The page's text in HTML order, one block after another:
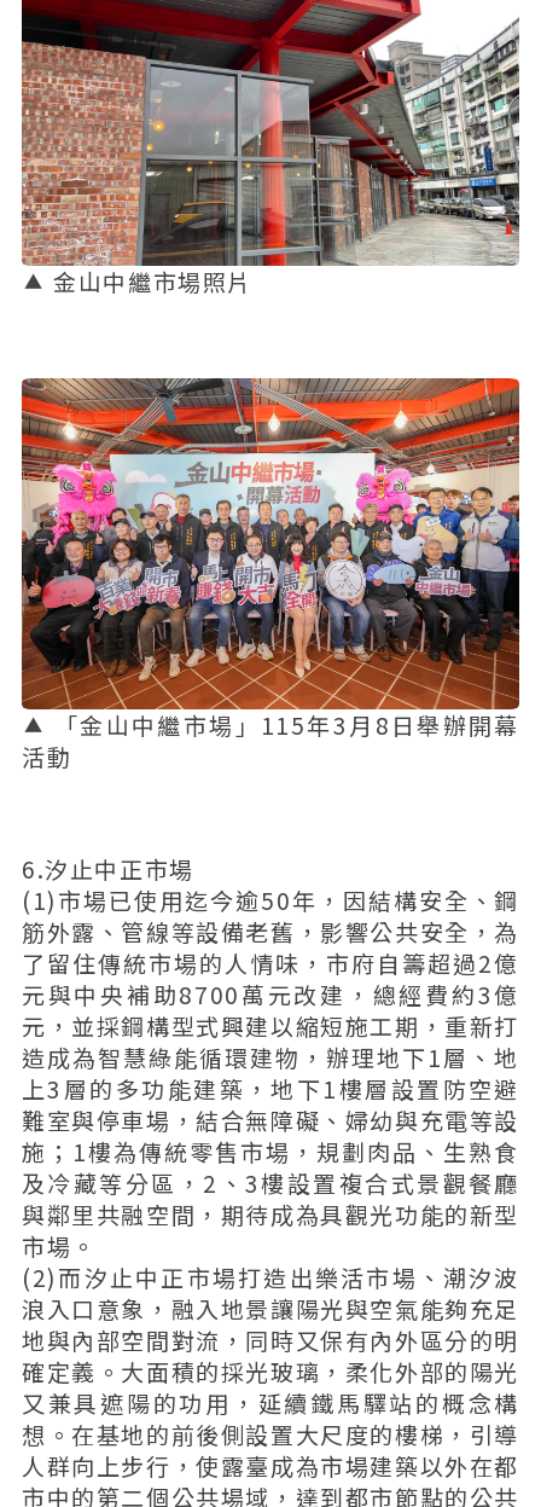
金山中繼市場照片
「金山中繼市場」115年3月8日舉辦開幕
活動
6.汐止中正市場
(1)市場已使用迄今逾50年，因結構安全、鋼
筋外露、管線等設備老舊，影響公共安全，為
了留住傳統市場的人情味，市府自籌超過2億
元與中央補助8700萬元改建，總經費約3億
元，並採鋼構型式興建以縮短施工期，重新打
造成為智慧綠能循環建物，辦理地下1層、地
上3層的多功能建築，地下1樓層設置防空避
難室與停車場，結合無障礙、婦幼與充電等設
施；1樓為傳統零售市場，規劃肉品、生熟食
及冷藏等分區，2、3樓設置複合式景觀餐廳
與鄰里共融空間，期待成為具觀光功能的新型
市場。
(2)而汐止中正市場打造出樂活市場、潮汐波
浪入口意象，融入地景讓陽光與空氣能夠充足
地與內部空間對流，同時又保有內外區分的明
確定義。大面積的採光玻璃，柔化外部的陽光
又兼具遮陽的功用，延續鐵馬驛站的概念構
想。在基地的前後側設置大尺度的樓梯，引導
人群向上步行，使露臺成為市場建築以外在都
市中的第二個公共場域，達到都市節點的公共